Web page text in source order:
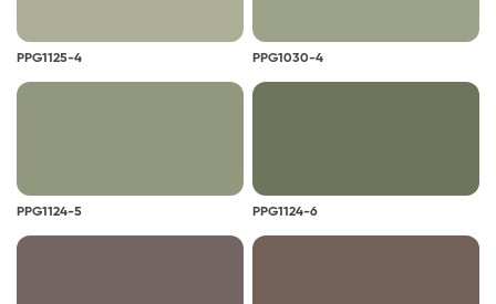
PPG1125-4 PPG1030-4
PPG1124-5 PPG1124-6